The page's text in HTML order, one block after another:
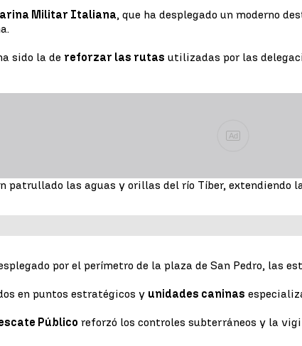
Militar Italiana, que ha desplegado un moderno
sido la de reforzar las rutas utilizadas por las
Ad
patrullado las aguas y orillas del río Tíber,
por el perímetro de la plaza de San Pedro, las
en puntos estratégicos y unidades caninas
Público reforzó los controles subterráneos y la